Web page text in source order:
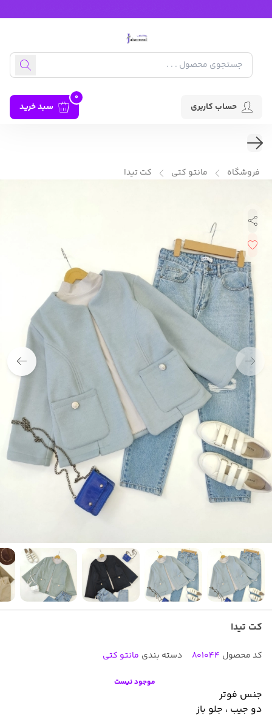
حساب کاربری سبد خرید
0
فروشگاه مانتو کتی کت تیدا
کت تیدا
کد محصول 801044 دسته بندی مانتو کتی
موجود نیست
جنس فوتر
دو جیب ، جلو باز